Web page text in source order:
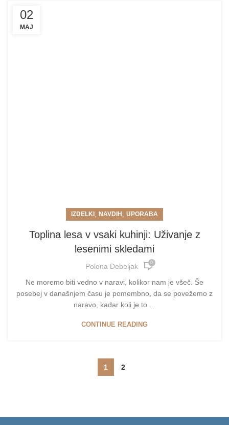
02
MAJ
IZDELKI NAVDIH UPORABA
Toplina lesa v vsaki kuhinji: Uživanje z
lesenimi skledami
Polona Debeljak 0
Ne moremo biti vedno v naravi, kolikor nam je všeč. Še
posebej v današnjem času je pomembno, da se povežemo z
naravo, kadar koli je to ...
CONTINUE READING
1 2